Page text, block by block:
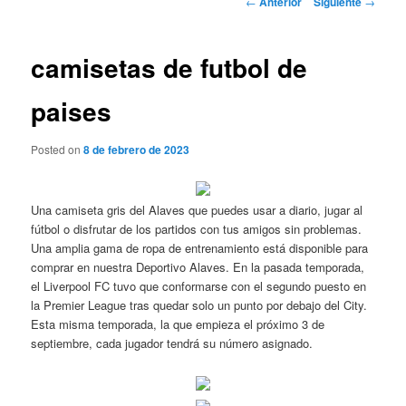
camisetas de futbol de
paises
Posted on8 de febrero de 2023
Una camiseta gris del Alaves que puedes usar a diario, jugar al
fútbol o disfrutar de los partidos con tus amigos sin problemas.
Una amplia gama de ropa de entrenamiento está disponible para
comprar en nuestra Deportivo Alaves. En la pasada temporada,
el Liverpool FC tuvo que conformarse con el segundo puesto en
la Premier League tras quedar solo un punto por debajo del City.
Esta misma temporada, la que empieza el próximo 3 de
septiembre, cada jugador tendrá su número asignado.